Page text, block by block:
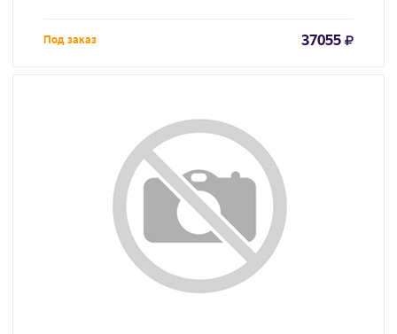
Под заказ 37055